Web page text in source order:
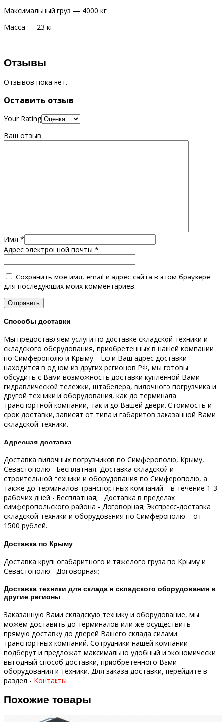
Максимальный груз — 4000 кг
Масса — 23 кг
Отзывы
Отзывов пока нет.
Оставить отзыв
Your Rating
Ваш отзыв
Имя *
Адрес электронной почты *
Сохранить моё имя, email и адрес сайта в этом браузере
для последующих моих комментариев.
Способы доставки
Мы предоставляем услуги по доставке складской техники и
складского оборудования, приобретенных в нашей компании
по Симферополю и Крыму.
Если Ваш адрес доставки
находится в одном из других регионов РФ, мы готовы
обсудить с Вами возможность доставки купленной Вами
гидравлической тележки, штабелера, вилочного погрузчика и
другой техники и оборудования, как до терминала
транспортной компании, так и до Вашей двери. Стоимость и
срок доставки, зависят от типа и габаритов заказанной Вами
складской техники.
Адресная доставка
Доставка вилочных погрузчиков по Симферополю, Крыму,
Севастополю - Бесплатная. Доставка складской и
строительной техники и оборудования по Симферополю, а
также до терминалов транспортных компаний – в течение 1-3
рабочих дней - Бесплатная; Доставка в пределах
симферопольского района - Договорная; Экспресс-доставка
складской техники и оборудования по Симферополю – от
1500 рублей.
Доставка по Крыму
Доставка крупногабаритного и тяжелого груза по Крыму и
Севастополю - Договорная;
Доставка техники для склада и складского оборудования в
другие регионы
Заказанную Вами складскую технику и оборудование, мы
можем доставить до терминалов или же осуществить
прямую доставку до дверей Вашего склада силами
транспортных компаний. Сотрудники нашей компании
подберут и предложат максимально удобный и экономически
выгодный способ доставки, приобретенного Вами
оборудования и техники. Для заказа доставки, перейдите в
раздел - Контакты
Похожие товары